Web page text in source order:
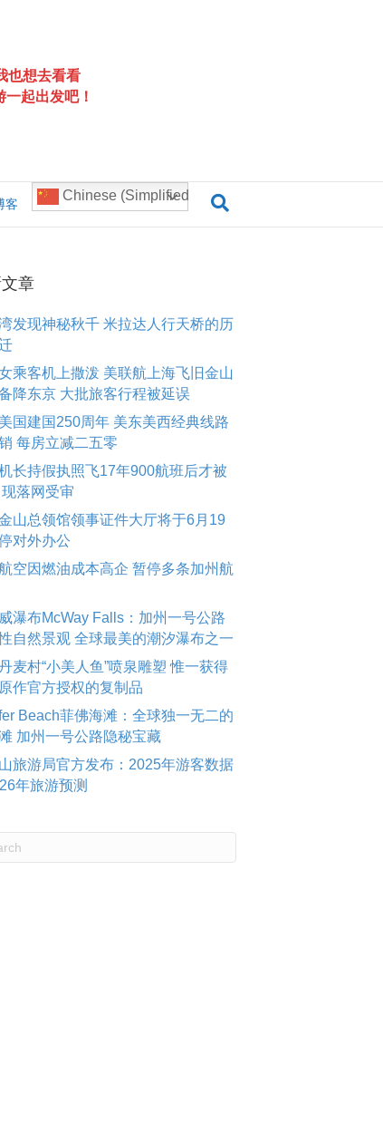
也想去看看
起出发吧！
客
Chinese (Simplified)
章
发现神秘秋千 米拉达人行天桥的历
乘客机上撒泼 美联航上海飞旧金山
降东京 大批旅客行程被延误
国建国250周年 美东美西经典线路
每房立减二五零
长持假执照飞17年900航班后才被
落网受审
山总领馆领事证件大厅将于6月19
对外办公
空因燃油成本高企 暂停多条加州航
瀑布McWay Falls：加州一号公路
自然景观 全球最美的潮汐瀑布之一
麦村“小美人鱼”喷泉雕塑 惟一获得
作官方授权的复制品
Beach菲佛海滩：全球独一无二的
加州一号公路隐秘宝藏
山旅游局官方发布：2025年游客数据
年旅游预测